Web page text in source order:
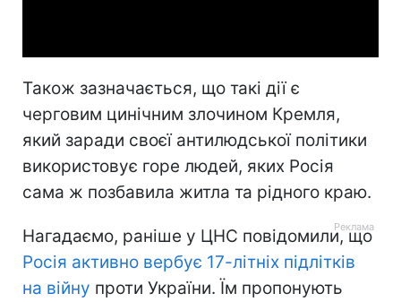
Також зазначається, що такі дії є
черговим цинічним злочином Кремля,
який заради своєї антилюдської політики
використовує горе людей, яких Росія
сама ж позбавила житла та рідного краю.
Нагадаємо, раніше у ЦНС повідомили, що
Росія активно вербує 17-літніх підлітків
на війну проти України. Їм пропонують